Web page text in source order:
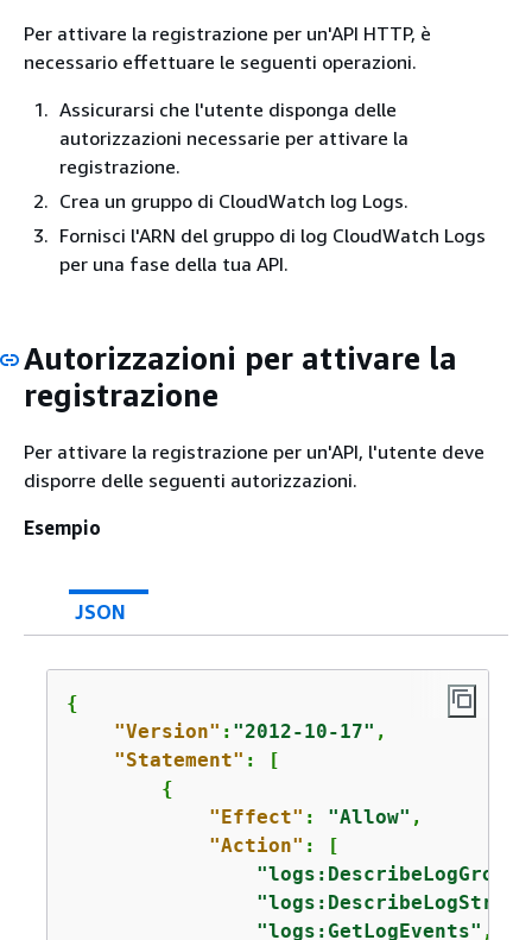
Per attivare la registrazione per un'API HTTP, è
necessario effettuare le seguenti operazioni.
Assicurarsi che l'utente disponga delle
autorizzazioni necessarie per attivare la
registrazione.
Crea un gruppo di CloudWatch log Logs.
Fornisci l'ARN del gruppo di log CloudWatch Logs
per una fase della tua API.
Autorizzazioni per attivare la
registrazione
Per attivare la registrazione per un'API, l'utente deve
disporre delle seguenti autorizzazioni.
Esempio
JSON
{
"Version" : "2012-10-17" ,
"Statement" : [
{
"Effect" : "Allow" ,
"Action" : [
"logs:GetLogEvents" ,